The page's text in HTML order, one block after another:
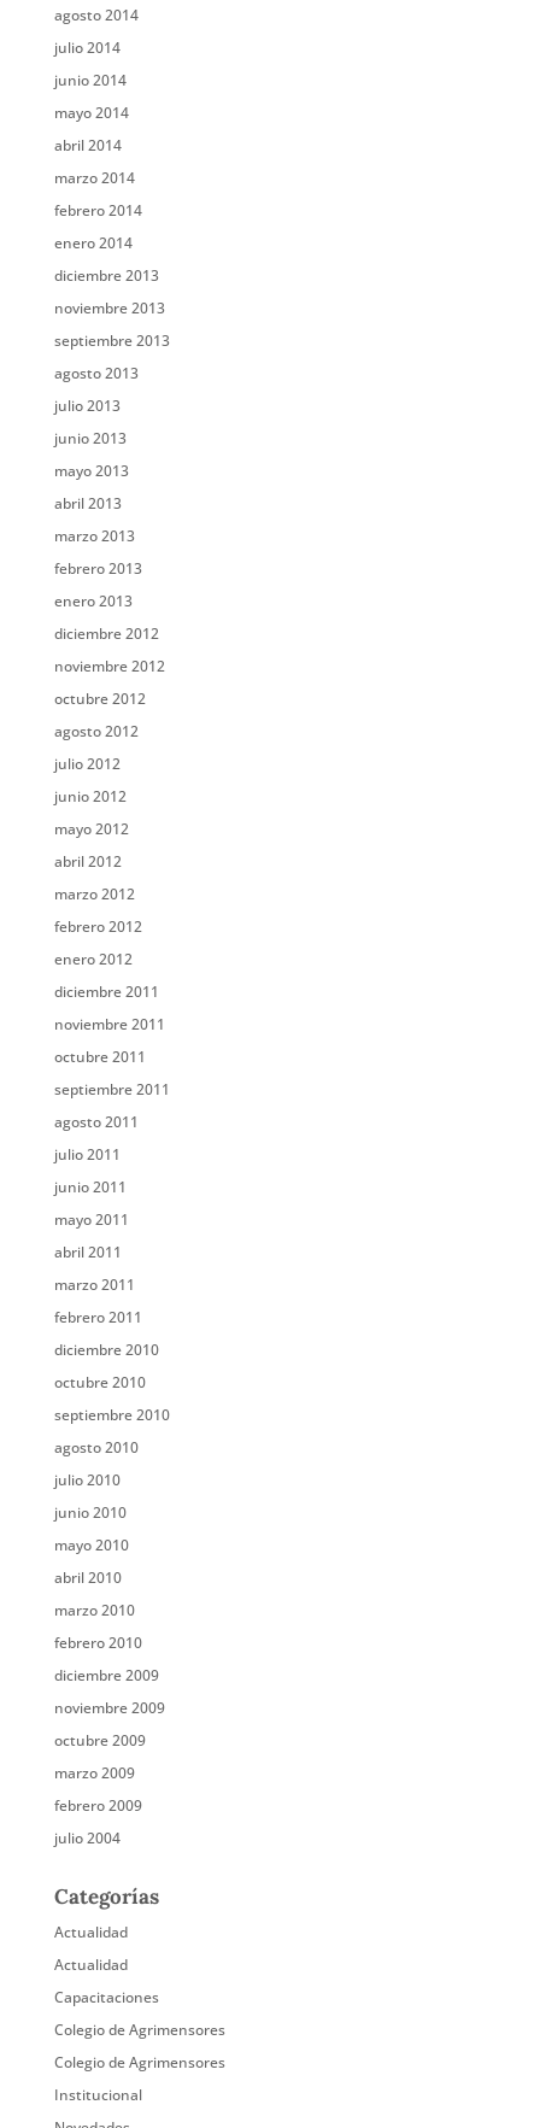
agosto 2014
julio 2014
junio 2014
mayo 2014
abril 2014
marzo 2014
febrero 2014
enero 2014
diciembre 2013
noviembre 2013
septiembre 2013
agosto 2013
julio 2013
junio 2013
mayo 2013
abril 2013
marzo 2013
febrero 2013
enero 2013
diciembre 2012
noviembre 2012
octubre 2012
agosto 2012
julio 2012
junio 2012
mayo 2012
abril 2012
marzo 2012
febrero 2012
enero 2012
diciembre 2011
noviembre 2011
octubre 2011
septiembre 2011
agosto 2011
julio 2011
junio 2011
mayo 2011
abril 2011
marzo 2011
febrero 2011
diciembre 2010
octubre 2010
septiembre 2010
agosto 2010
julio 2010
junio 2010
mayo 2010
abril 2010
marzo 2010
febrero 2010
diciembre 2009
noviembre 2009
octubre 2009
marzo 2009
febrero 2009
julio 2004
Categorías
Actualidad
Actualidad
Capacitaciones
Colegio de Agrimensores
Colegio de Agrimensores
Institucional